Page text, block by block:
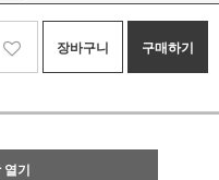
장바구니 구매하기
열기